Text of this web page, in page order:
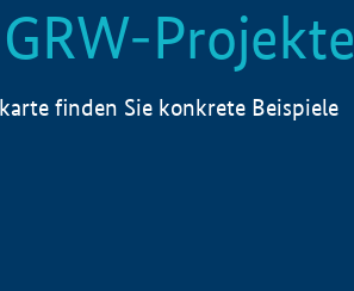
Projekte
finden Sie konkrete Beispiele